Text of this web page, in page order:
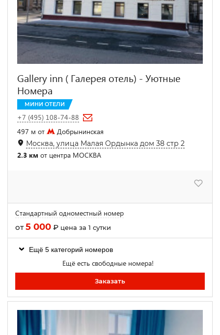
Gallery inn ( Галерея отель) - Уютные
Номера
МИНИ ОТЕЛИ
+7 (495) 108-74-88
497 м от
Добрынинская
Москва, улица Малая Ордынка дом 38 стр 2
2.3 км от центра МОСКВА
Стандартный одноместный номер
от5 000 ₽ цена за 1 сутки
Ещё 5 категорий номеров
Ещё есть свободные номера!
Заказать